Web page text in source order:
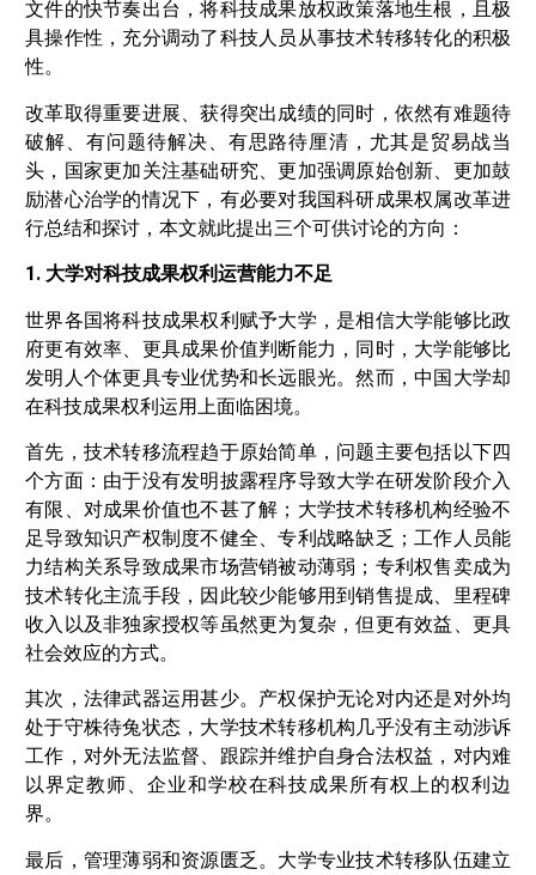
文件的快节奏出台，将科技成果放权政策落地生根，且极
具操作性，充分调动了科技人员从事技术转移转化的积极
性。
改革取得重要进展、获得突出成绩的同时，依然有难题待
破解、有问题待解决、有思路待厘清，尤其是贸易战当
头，国家更加关注基础研究、更加强调原始创新、更加鼓
励潜心治学的情况下，有必要对我国科研成果权属改革进
行总结和探讨，本文就此提出三个可供讨论的方向：
1. 大学对科技成果权利运营能力不足
世界各国将科技成果权利赋予大学，是相信大学能够比政
府更有效率、更具成果价值判断能力，同时，大学能够比
发明人个体更具专业优势和长远眼光。然而，中国大学却
在科技成果权利运用上面临困境。
首先，技术转移流程趋于原始简单，问题主要包括以下四
个方面：由于没有发明披露程序导致大学在研发阶段介入
有限、对成果价值也不甚了解；大学技术转移机构经验不
足导致知识产权制度不健全、专利战略缺乏；工作人员能
力结构关系导致成果市场营销被动薄弱；专利权售卖成为
技术转化主流手段，因此较少能够用到销售提成、里程碑
收入以及非独家授权等虽然更为复杂，但更有效益、更具
社会效应的方式。
其次，法律武器运用甚少。产权保护无论对内还是对外均
处于守株待兔状态，大学技术转移机构几乎没有主动涉诉
工作，对外无法监督、跟踪并维护自身合法权益，对内难
以界定教师、企业和学校在科技成果所有权上的权利边
界。
最后，管理薄弱和资源匮乏。大学专业技术转移队伍建立